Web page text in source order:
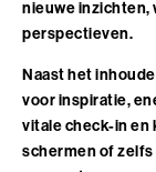
Moeilijke
Moeilijke
Perfectionisme in
nieuwe inzichten,
perspectieven.
Naast het
voor inspiratie,
vitale check-in en
schermen of zelfs